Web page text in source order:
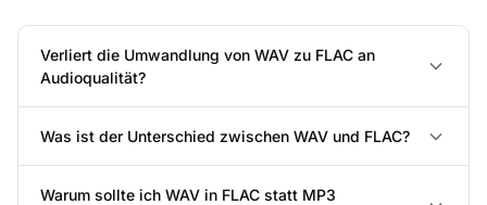
Verliert die Umwandlung von WAV zu FLAC an
Audioqualität?
Was ist der Unterschied zwischen WAV und FLAC?
Warum sollte ich WAV in FLAC statt MP3